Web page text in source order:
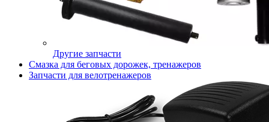
Другие запчасти
Смазка для беговых дорожек, тренажеров
Запчасти для велотренажеров